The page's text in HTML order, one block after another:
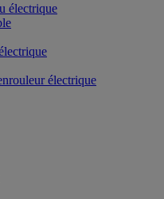
électrique
électrique